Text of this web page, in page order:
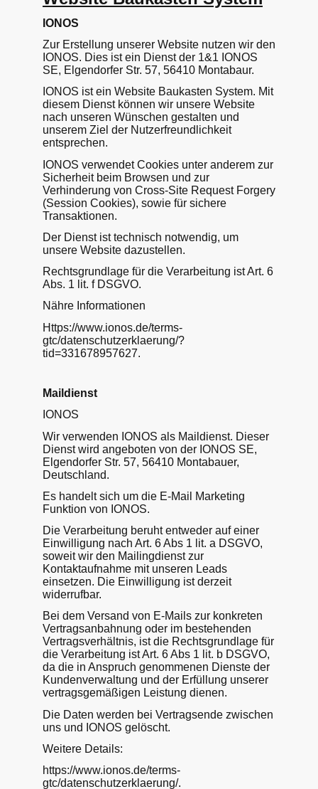
IONOS
Zur Erstellung unserer Website nutzen wir den
IONOS. Dies ist ein Dienst der 1&1 IONOS
SE, Elgendorfer Str. 57, 56410 Montabaur.
IONOS ist ein Website Baukasten System. Mit
diesem Dienst können wir unsere Website
nach unseren Wünschen gestalten und
unserem Ziel der Nutzerfreundlichkeit
entsprechen.
IONOS verwendet Cookies unter anderem zur
Sicherheit beim Browsen und zur
Verhinderung von Cross-Site Request Forgery
(Session Cookies), sowie für sichere
Transaktionen.
Der Dienst ist technisch notwendig, um
unsere Website dazustellen.
Rechtsgrundlage für die Verarbeitung ist Art. 6
Abs. 1 lit. f DSGVO.
Nähre Informationen
Https://www.ionos.de/terms-
gtc/datenschutzerklaerung/?
tid=331678957627.
Maildienst
IONOS
Wir verwenden IONOS als Maildienst. Dieser
Dienst wird angeboten von der IONOS SE,
Elgendorfer Str. 57, 56410 Montabauer,
Deutschland.
Es handelt sich um die E-Mail Marketing
Funktion von IONOS.
Die Verarbeitung beruht entweder auf einer
Einwilligung nach Art. 6 Abs 1 lit. a DSGVO,
soweit wir den Mailingdienst zur
Kontaktaufnahme mit unseren Leads
einsetzen. Die Einwilligung ist derzeit
widerrufbar.
Bei dem Versand von E-Mails zur konkreten
Vertragsanbahnung oder im bestehenden
Vertragsverhältnis, ist die Rechtsgrundlage für
die Verarbeitung ist Art. 6 Abs 1 lit. b DSGVO,
da die in Anspruch genommenen Dienste der
Kundenverwaltung und der Erfüllung unserer
vertragsgemäßigen Leistung dienen.
Die Daten werden bei Vertragsende zwischen
uns und IONOS gelöscht.
Weitere Details:
https://www.ionos.de/terms-
gtc/datenschutzerklaerung/.